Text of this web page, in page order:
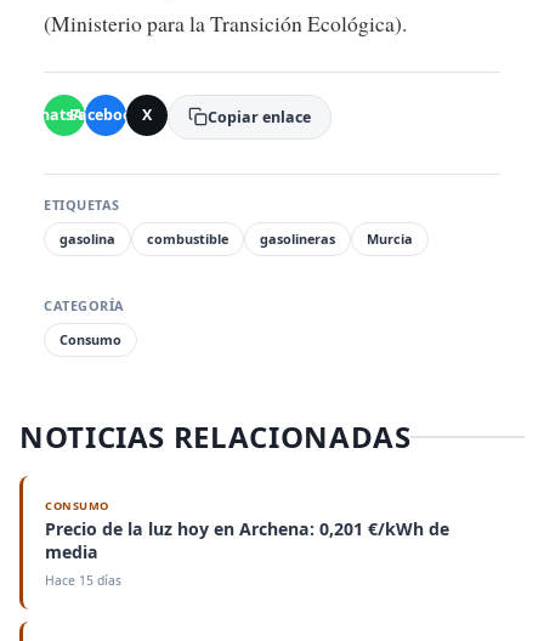
(Ministerio para la Transición Ecológica).
WhatsApp
Facebook X Copiar enlace
ETIQUETAS
gasolina
combustible gasolineras Murcia
CATEGORÍA
Consumo
NOTICIAS RELACIONADAS
CONSUMO
Precio de la luz hoy en Archena: 0,201 €/kWh de
media
Hace 15 días